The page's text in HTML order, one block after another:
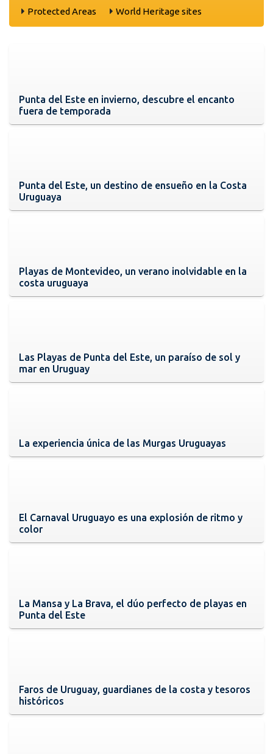
Protected Areas World Heritage sites
Punta del Este en invierno, descubre el encanto
fuera de temporada
Punta del Este, un destino de ensueño en la Costa
Uruguaya
Playas de Montevideo, un verano inolvidable en la
costa uruguaya
Las Playas de Punta del Este, un paraíso de sol y
mar en Uruguay
La experiencia única de las Murgas Uruguayas
El Carnaval Uruguayo es una explosión de ritmo y
color
La Mansa y La Brava, el dúo perfecto de playas en
Punta del Este
Faros de Uruguay, guardianes de la costa y tesoros
históricos